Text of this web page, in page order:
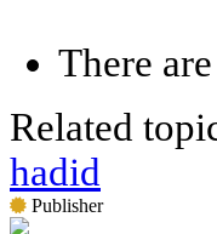
There
Related
hadid
Publisher